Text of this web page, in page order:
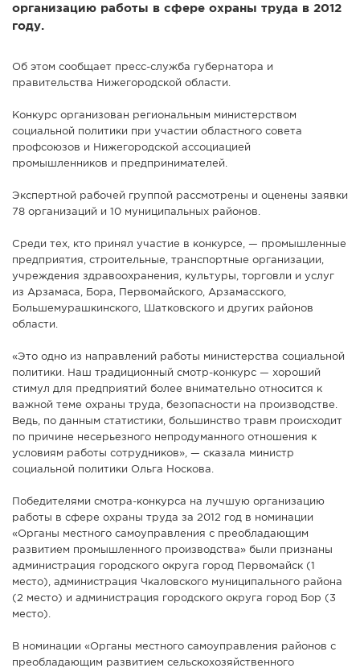
организацию работы в сфере охраны труда в 2012
году.
Об этом сообщает пресс-служба губернатора и
правительства Нижегородской области.
Конкурс организован региональным министерством
социальной политики при участии областного совета
профсоюзов и Нижегородской ассоциацией
промышленников и предпринимателей.
Экспертной рабочей группой рассмотрены и оценены заявки
78 организаций и 10 муниципальных районов.
Среди тех, кто принял участие в конкурсе, — промышленные
предприятия, строительные, транспортные организации,
учреждения здравоохранения, культуры, торговли и услуг
из Арзамаса, Бора, Первомайского, Арзамасского,
Большемурашкинского, Шатковского и других районов
области.
«Это одно из направлений работы министерства социальной
политики. Наш традиционный смотр-конкурс — хороший
стимул для предприятий более внимательно относится к
важной теме охраны труда, безопасности на производстве.
Ведь, по данным статистики, большинство травм происходит
по причине несерьезного непродуманного отношения к
условиям работы сотрудников», — сказала министр
социальной политики Ольга Носкова.
Победителями смотра-конкурса на лучшую организацию
работы в сфере охраны труда за 2012 год в номинации
«Органы местного самоуправления с преобладающим
развитием промышленного производства» были признаны
администрация городского округа город Первомайск (1
место), администрация Чкаловского муниципального района
(2 место) и администрация городского округа город Бор (3
место).
В номинации «Органы местного самоуправления районов с
преобладающим развитием сельскохозяйственного